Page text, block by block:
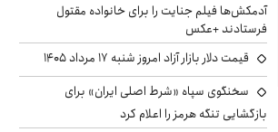
آدمکش‌ها فیلم جنایت را برای خانواده مقتول
فرستادند +عکس
قیمت دلار بازار آزاد امروز شنبه ۱۷ مرداد ۱۴۰۵
سخنگوی سپاه «شرط اصلی ایران» برای
بازگشایی تنگه هرمز را اعلام کرد